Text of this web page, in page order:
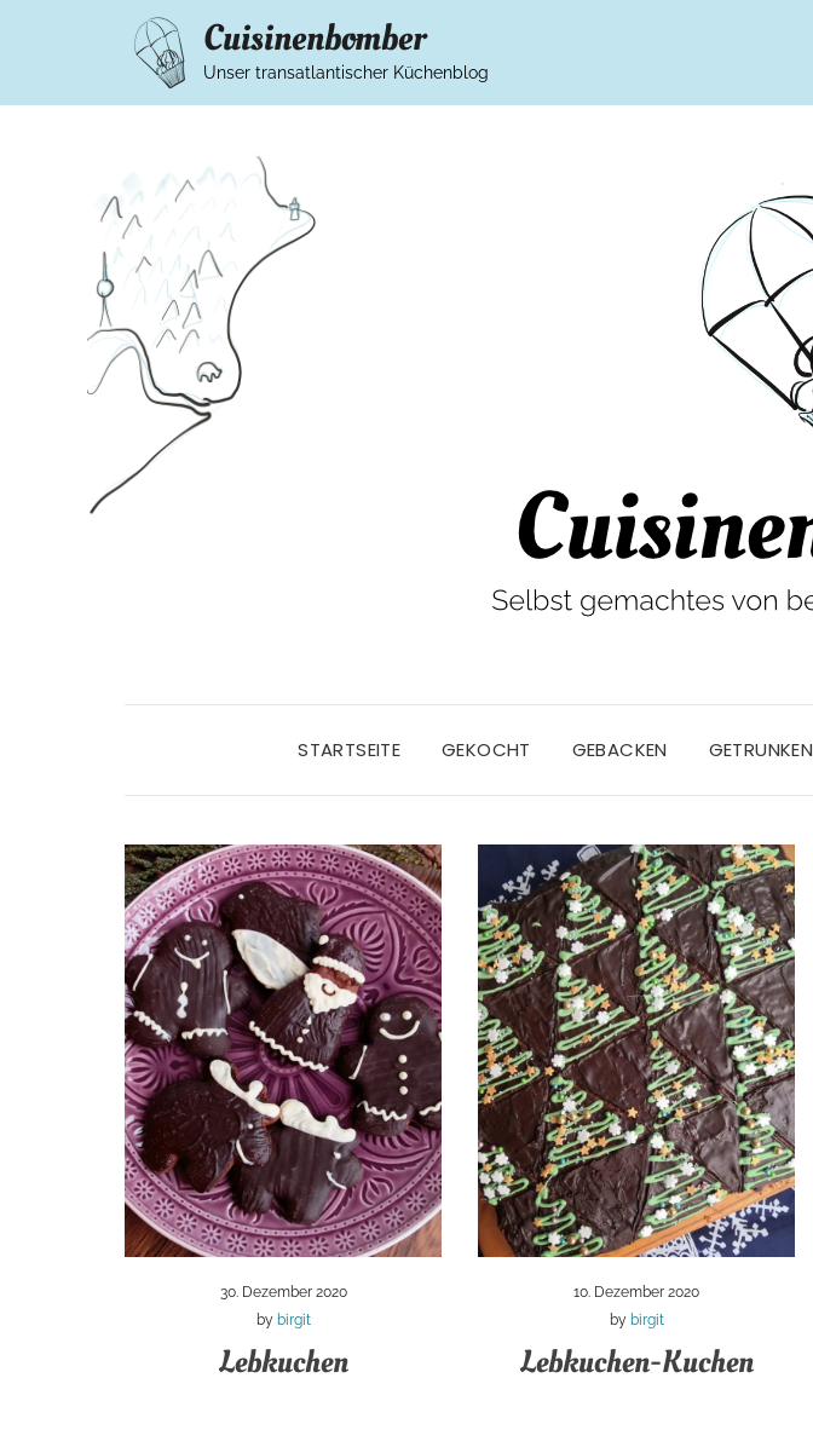
Cuisinenbomber
Unser transatlantischer Küchenblog
STARTSEITE GEKOCHT GEBACKEN GETRUNKEN
30. Dezember 2020
by birgit
Lebkuchen
10. Dezember 2020
by birgit
Lebkuchen-Kuchen